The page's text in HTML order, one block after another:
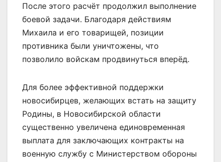
После этого расчёт продолжил выполнение
боевой задачи. Благодаря действиям
Михаила и его товарищей, позиции
противника были уничтожены, что
позволило войскам продвинуться вперёд.
Для более эффективной поддержки
новосибирцев, желающих встать на защиту
Родины, в Новосибирской области
существенно увеличена единовременная
выплата для заключающих контракты на
военную службу с Министерством обороны